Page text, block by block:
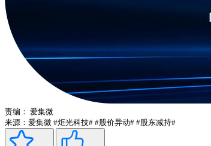
责编： 爱集微
来源：爱集微 #炬光科技# #股价异动# #股东减持#